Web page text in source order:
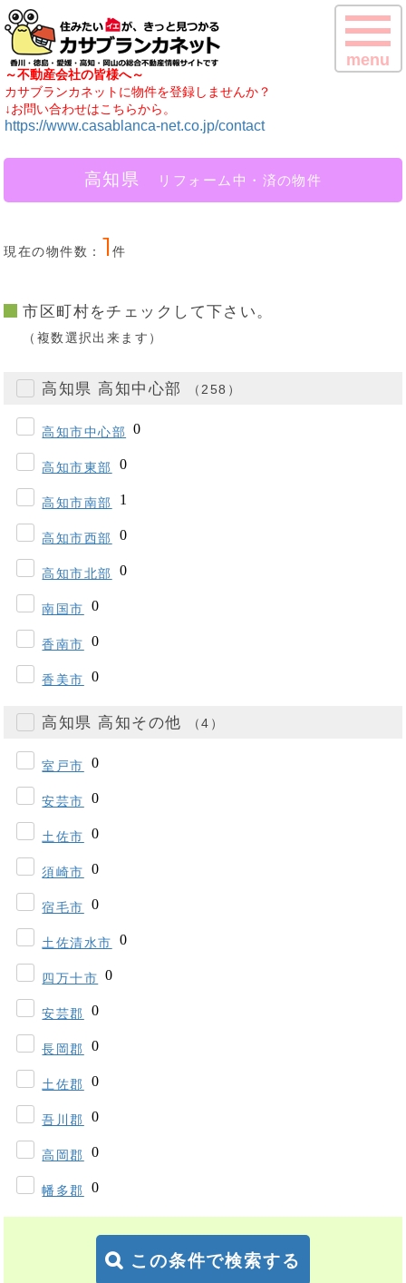
～不動産会社の皆様へ～
カサブランカネットに物件を登録しませんか？
↓お問い合わせはこちらから。
https://www.casablanca-net.co.jp/contact
menu
高知県 リフォーム中・済の物件
現在の物件数： 1件
市区町村をチェックして下さい。
（複数選択出来ます）
高知県 高知中心部 （258）
高知市中心部
高知市東部
高知市南部
高知市西部
高知市北部
南国市
香南市
香美市
高知県 高知その他 （4）
室戸市
安芸市
土佐市
須崎市
宿毛市
土佐清水市
四万十市
安芸郡
長岡郡
土佐郡
吾川郡
高岡郡
幡多郡
この条件で検索する